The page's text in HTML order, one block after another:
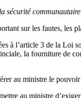
sécurité
sur les fautes, les
à l’article 3 de la Loi
la fourniture de
au ministre le
au ministre